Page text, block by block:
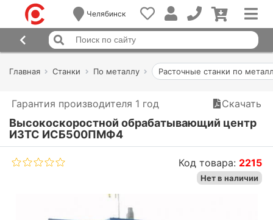
Челябинск
Главная Станки По металлу Расточные станки по
Гарантия производителя 1 год Скачать
Высокоскоростной обрабатывающий центр
ИЗТС ИСБ500ПМФ4
Код товара: 2215
Нет в наличии